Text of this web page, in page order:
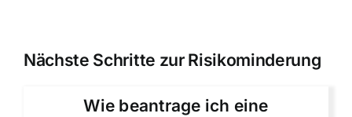
Nächste Schritte zur Risikominderung
Wie beantrage ich eine